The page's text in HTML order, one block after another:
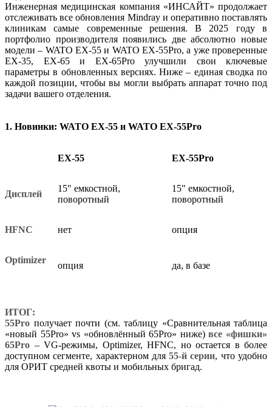
Инженерная медицинская компания «ИНСАЙТ» продолжает
отслеживать все обновления Mindray и оперативно поставлять
клиникам самые современные решения. В 2025 году в
портфолио производителя появились две абсолютно новые
модели – WATO EX-55 и WATO EX-55Pro, а уже проверенные
EX-35, EX-65 и EX-65Pro улучшили свои ключевые
параметры в обновленных версиях. Ниже – единая сводка по
каждой позиции, чтобы вы могли выбрать аппарат точно под
задачи вашего отделения.
1. Новинки: WATO EX-55 и WATO EX-55Pro
EX-55 EX-55Pro
Дисплей
15" емкостной,
поворотный
15" емкостной,
поворотный
HFNC нет опция
Optimizer
опция да, в базе
ИТОГ:
55Pro получает почти (см. таблицу «Сравнительная таблица
«новый 55Pro» vs «обновлённый 65Pro» ниже)все «фишки»
65Pro – VG-режимы, Optimizer, HFNC, но остается в более
доступном сегменте, характерном для55-й серии, что удобно
для ОРИТ средней квоты и мобильных бригад.